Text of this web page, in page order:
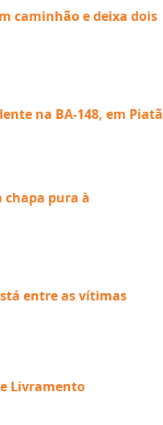
caminhão e deixa dois
na BA-148, em Piatã
chapa pura à
entre as vítimas
Livramento